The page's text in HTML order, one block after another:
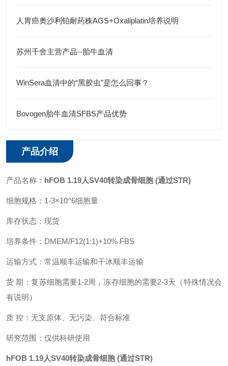
人胃癌奥沙利铂耐药株AGS+Oxaliplatin培养说明
苏州千舍主营产品--胎牛血清
WinSera血清中的“黑胶虫”是怎么回事？
Bovogen胎牛血清SFBS产品优势
产品介绍
产品名称： hFOB 1.19人SV40转染成骨细胞 (通过STR)
细胞规格： 1-3×10^6细胞量
库存状态：现货
培养条件：DMEM/F12(1:1)+10% FBS
运输方式： 常温顺丰运输和干冰顺丰运输
货 期：复苏细胞需要1-2周，冻存细胞的需要2-3天（特殊情况会
有说明）
质 控：无支原体、无污染、符合标准
研究范围：仅供科研使用
hFOB 1.19人SV40转染成骨细胞 (通过STR)